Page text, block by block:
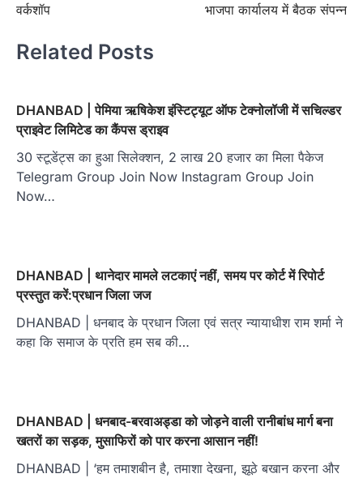
वर्कशॉप
भाजपा कार्यालय में बैठक संपन्न
Related Posts
DHANBAD | पेमिया ऋषिकेश इंस्टिट्यूट ऑफ टेक्नोलॉजी में सचिल्डर
प्राइवेट लिमिटेड का कैंपस ड्राइव
30 स्टूडेंट्स का हुआ सिलेक्शन, 2 लाख 20 हजार का मिला पैकेज
Telegram Group Join Now Instagram Group Join
Now…
DHANBAD | थानेदार मामले लटकाएं नहीं, समय पर कोर्ट में रिपोर्ट
प्रस्तुत करें:प्रधान जिला जज
DHANBAD | धनबाद के प्रधान जिला एवं सत्र न्यायाधीश राम शर्मा ने
कहा कि समाज के प्रति हम सब की…
DHANBAD | धनबाद-बरवाअड्डा को जोड़ने वाली रानीबांध मार्ग बना
खतरों का सड़क, मुसाफिरों को पार करना आसान नहीं!
DHANBAD | ‘हम तमाशबीन है, तमाशा देखना, झूठे बखान करना और